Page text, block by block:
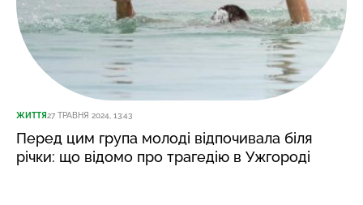
ЖИТТЯ27 ТРАВНЯ 2024, 13:43
Перед цим група молоді відпочивала біля
річки: що відомо про трагедію в Ужгороді